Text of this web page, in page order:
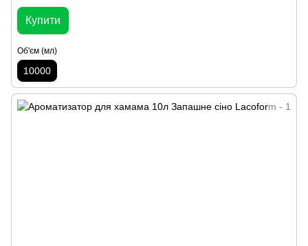
Купити
Об'єм (мл)
10000